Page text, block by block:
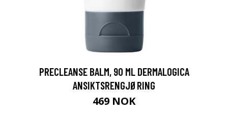
PRECLEANSE BALM, 90 ML DERMALOGICA
ANSIKTSRENGJØRING
469 NOK